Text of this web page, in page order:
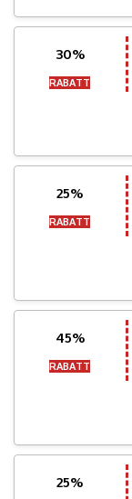
30%
RABATT
25%
RABATT
45%
RABATT
25%